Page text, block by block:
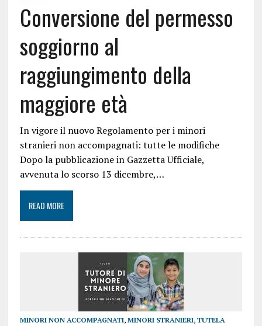
Conversione del permesso
soggiorno al
raggiungimento della
maggiore età
In vigore il nuovo Regolamento per i minori
stranieri non accompagnati: tutte le modifiche
Dopo la pubblicazione in Gazzetta Ufficiale,
avvenuta lo scorso 13 dicembre,…
READ MORE
MINORI NON ACCOMPAGNATI, MINORI STRANIERI, TUTELA